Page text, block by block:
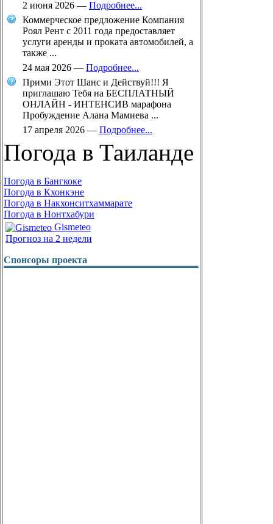
2 июня 2026 — Подробнее...
Коммерческое предложение Компания
Роял Рент с 2011 года предоставляет
услуги аренды и проката автомобилей, а
также ...
24 мая 2026 — Подробнее...
Прими Этот Шанс и Действуй!!! Я
приглашаю Тебя на БЕСПЛАТНЫЙ
ОНЛАЙН - ИНТЕНСИВ марафона
Пробуждение Алана Мамиева ...
17 апреля 2026 — Подробнее...
Погода в Таиланде
Погода в Бангкоке
Погода в Кхонкэне
Погода в Накхонситхаммарате
Погода в Нонтхабури
Gismeteo
Прогноз на 2 недели
Спонсоры проекта